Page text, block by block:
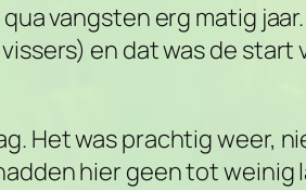
vangsten erg matig
en dat was de
Het was prachtig weer,
hier geen tot weinig